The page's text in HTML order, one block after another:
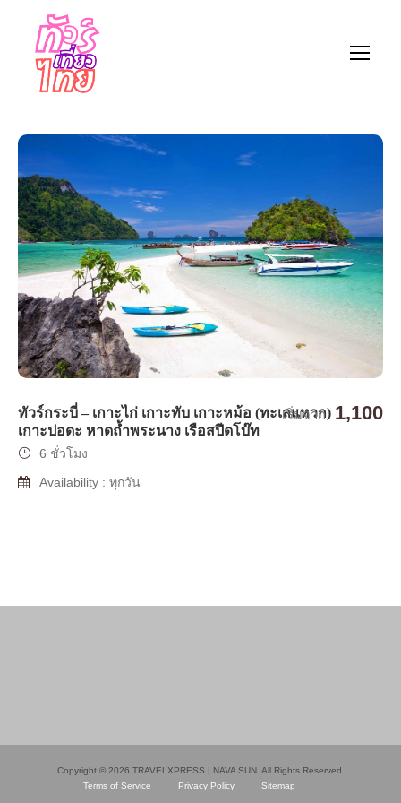
ทัวร์กระบี่ – เกาะไก่ เกาะทับ เกาะหม้อ (ทะเลแหวก)
เกาะปอดะ หาดถ้ำพระนาง เรือสปีดโบ๊ท
เริ่มจาก 1,100
6 ชั่วโมง
Availability : ทุกวัน
Copyright © 2026 TRAVELXPRESS | NAVA SUN. All Rights Reserved.
Terms of Service
Privacy Policy Sitemap